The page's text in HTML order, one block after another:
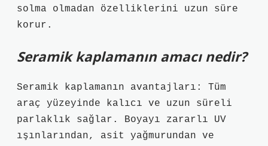
solma olmadan özelliklerini uzun süre
korur.
Seramik kaplamanın amacı nedir?
Seramik kaplamanın avantajları: Tüm
araç yüzeyinde kalıcı ve uzun süreli
parlaklık sağlar. Boyayı zararlı UV
ışınlarından, asit yağmurundan ve